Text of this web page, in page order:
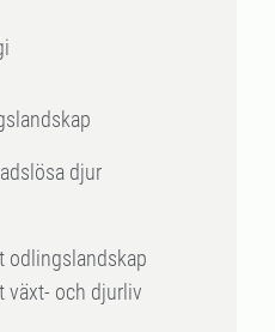
djur
odlingslandskap
växt- och djurliv